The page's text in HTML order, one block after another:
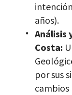
años).
Análisis
Costa:
por sus
cambios